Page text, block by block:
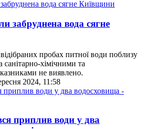
забруднена вода сягне
пробах питної води поблизу
хімічними та
не виявлено.
2024, 11:58
приплив води у два